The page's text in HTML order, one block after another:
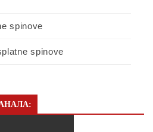
spinove
spinove